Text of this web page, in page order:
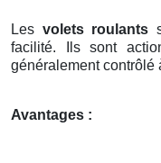
Les volets roulants
facilité. Ils sont
généralement contrôlé
Avantages :